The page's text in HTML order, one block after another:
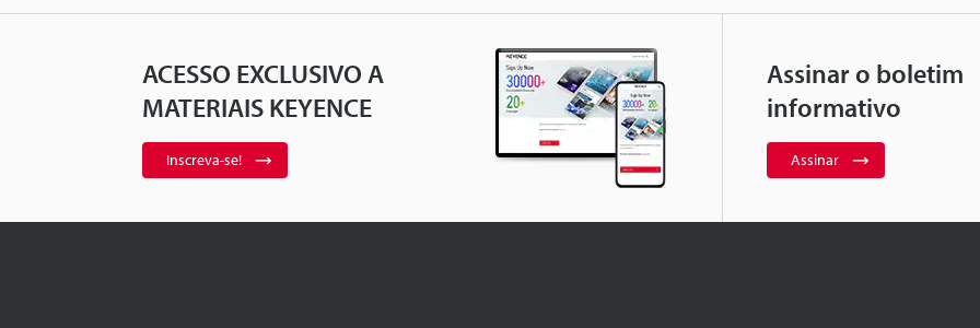
ACESSO EXCLUSIVO A
MATERIAIS KEYENCE
Inscreva-se!
Assinar o boletim
informativo
Assinar